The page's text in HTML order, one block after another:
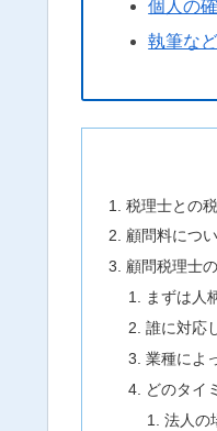
個人の
執筆な
税理士との
顧問料につ
顧問税理士
まずは人
誰に対応
業種によ
どのタイ
法人の